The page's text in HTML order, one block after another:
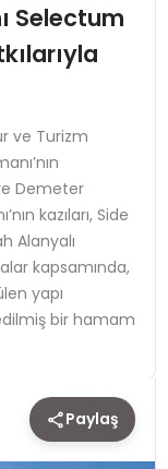
Selectum
ve Turizm
Demeter
kazıları, Side
Alanyalı
kapsamında,
yapı
bir hamam
Paylaş